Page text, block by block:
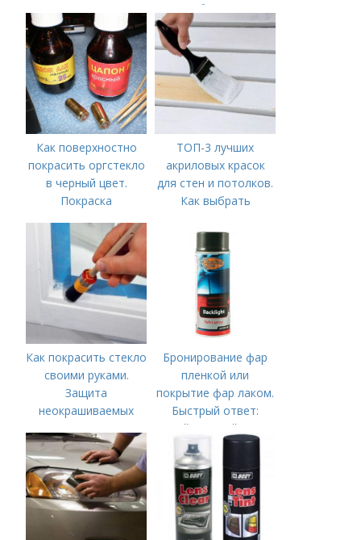
зашпаклевать
потолок под
покраску
Способы покраски
Как поверхностно
покрасить оргстекло
в черный цвет.
Покраска
ТОП-3 лучших
акриловых красок
для стен и потолков.
Как выбрать
Как покрасить стекло
своими руками.
Защита
неокрашиваемых
Бронирование фар
пленкой или
покрытие фар лаком.
Быстрый ответ:
Какой пленкой лучше
бронировать фары?